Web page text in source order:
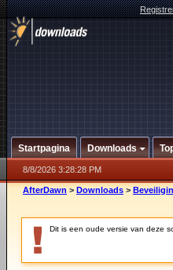
Startpagina Downloads
8/8/2026 3:28:28 PM
AfterDawn > Downloads >
Dit is een oude versie van deze